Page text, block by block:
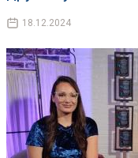
18.12.2024